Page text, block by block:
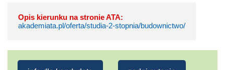
Opis kierunku na stronie ATA:
akademiata.pl/oferta/studia-2-stopnia/budownictwo/